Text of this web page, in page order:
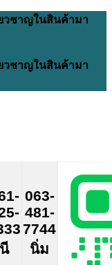
วชาญในสินค้ามา
วชาญในสินค้ามา
นี
063-
481-
7744
นิ่ม